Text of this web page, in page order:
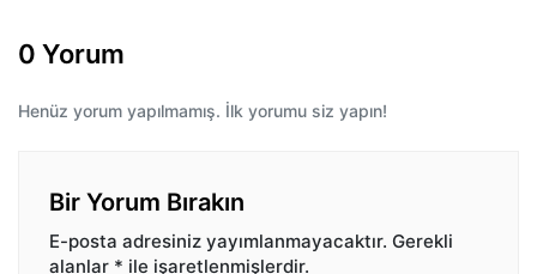
0 Yorum
Henüz yorum yapılmamış. İlk yorumu siz yapın!
Bir Yorum Bırakın
E-posta adresiniz yayımlanmayacaktır. Gerekli
alanlar * ile işaretlenmişlerdir.